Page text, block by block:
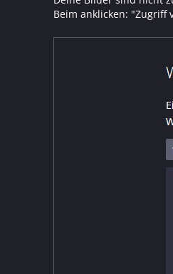
Beim anklicken: "Zugriff